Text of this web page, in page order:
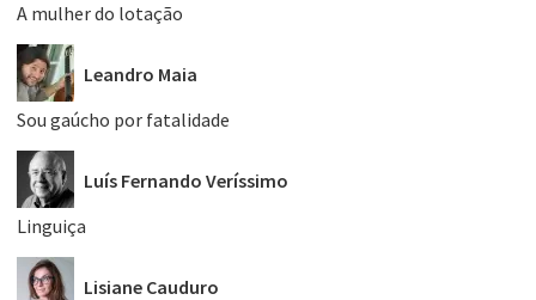
A mulher do lotação
Leandro Maia
Sou gaúcho por fatalidade
Luís Fernando Veríssimo
Linguiça
Lisiane Cauduro